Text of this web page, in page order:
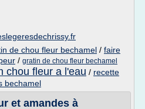
de chou fleur bechamel / faire
/ gratin de chou fleur bechamel
chou fleur a l'eau / recette
bechamel
et amandes à